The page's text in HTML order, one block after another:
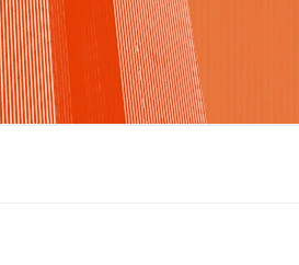
e
aprender, se